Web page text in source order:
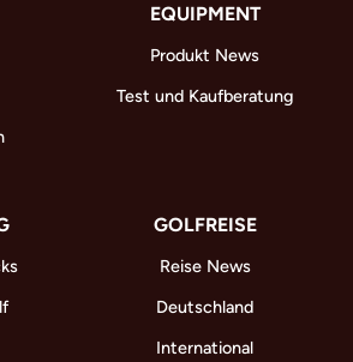
EQUIPMENT
Produkt News
Test und Kaufberatung
GOLFREISE
Reise News
Deutschland
International